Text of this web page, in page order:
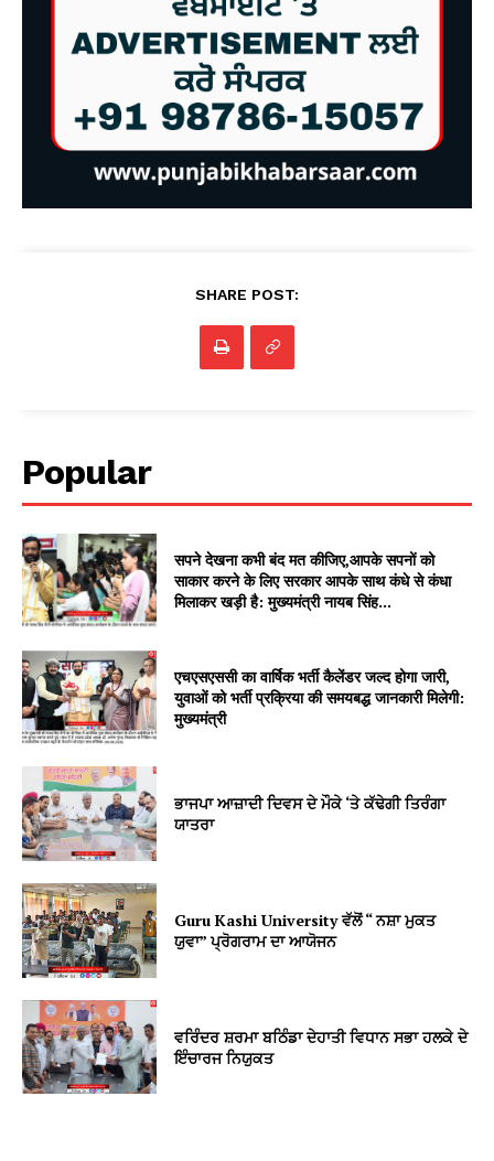
SHARE POST:
Popular
सपने देखना कभी बंद मत कीजिए,आपके सपनों को
साकार करने के लिए सरकार आपके साथ कंधे से कंधा
मिलाकर खड़ी है: मुख्यमंत्री नायब सिंह...
एचएसएससी का वार्षिक भर्ती कैलेंडर जल्द होगा जारी,
युवाओं को भर्ती प्रक्रिया की समयबद्ध जानकारी मिलेगी:
मुख्यमंत्री
ਭਾਜਪਾ ਆਜ਼ਾਦੀ ਦਿਵਸ ਦੇ ਮੌਕੇ ‘ਤੇ ਕੱਢੇਗੀ ਤਿਰੰਗਾ
ਯਾਤਰਾ
Guru Kashi University ਵੱਲੋਂ “ ਨਸ਼ਾ ਮੁਕਤ
ਯੁਵਾ” ਪ੍ਰੋਗਰਾਮ ਦਾ ਆਯੋਜਨ
ਵਰਿੰਦਰ ਸ਼ਰਮਾ ਬਠਿੰਡਾ ਦੇਹਾਤੀ ਵਿਧਾਨ ਸਭਾ ਹਲਕੇ ਦੇ
ਇੰਚਾਰਜ ਨਿਯੁਕਤ